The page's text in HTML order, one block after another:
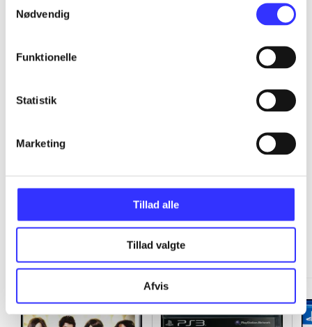
Nødvendig
Funktionelle
Statistik
Marketing
Tillad alle
Tillad valgte
Afvis
...